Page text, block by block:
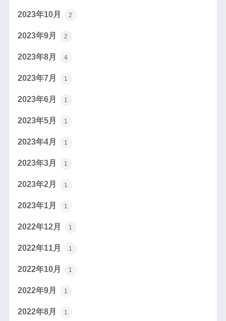
2023年10月 2
2023年9月 2
2023年8月 4
2023年7月 1
2023年6月 1
2023年5月 1
2023年4月 1
2023年3月 1
2023年2月 1
2023年1月 1
2022年12月 1
2022年11月 1
2022年10月 1
2022年9月 1
2022年8月 1